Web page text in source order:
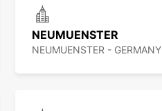
NEUMUENSTER
NEUMUENSTER - GERMANY